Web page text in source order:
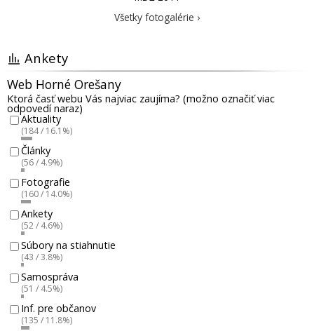
Všetky fotogalérie ›
Ankety
Web Horné Orešany
Ktorá časť webu Vás najviac zaujíma? (možno označiť viac
odpovedí naraz)
Aktuality
(184 / 16.1%)
Články
(56 / 4.9%)
Fotografie
(160 / 14.0%)
Ankety
(52 / 4.6%)
Súbory na stiahnutie
(43 / 3.8%)
Samospráva
(51 / 4.5%)
Inf. pre občanov
(135 / 11.8%)